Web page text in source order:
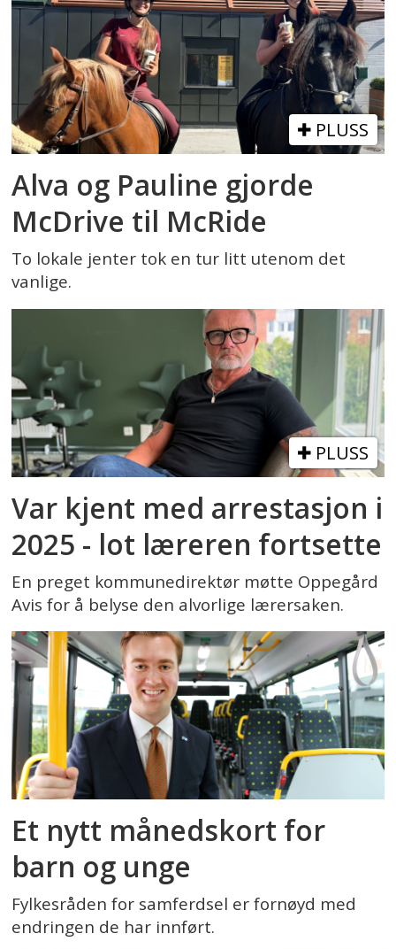
PLUSS
Alva og Pauline gjorde
McDrive til McRide
To lokale jenter tok en tur litt utenom det
vanlige.
PLUSS
Var kjent med arrestasjon i
2025 - lot læreren fortsette
En preget kommunedirektør møtte Oppegård
Avis for å belyse den alvorlige lærersaken.
Et nytt månedskort for
barn og unge
Fylkesråden for samferdsel er fornøyd med
endringen de har innført.